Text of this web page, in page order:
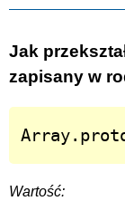
Jak
zapisany w
Wartość: